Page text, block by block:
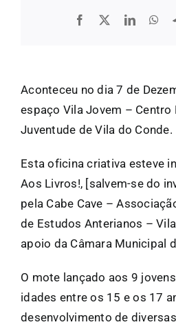
Aconteceu no dia 7 de
espaço Vila Jovem – Centro
Juventude de Vila do Conde.
Esta oficina criativa esteve
Aos Livros!, [salvem-se do
pela Cabe Cave –
de Estudos Anterianos –
apoio da Câmara Municipal
O mote lançado aos 9
idades entre os 15 e os 17
desenvolvimento de